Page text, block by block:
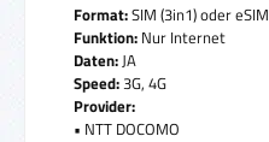
Format:SIM (3in1) oder eSIM
Funktion: Nur Internet
Daten: JA
Speed:3G, 4G
Provider:
• NTT DOCOMO